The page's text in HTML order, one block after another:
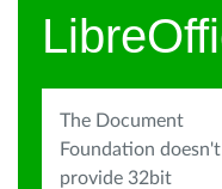
The Document
Foundation doesn't
provide 32bit